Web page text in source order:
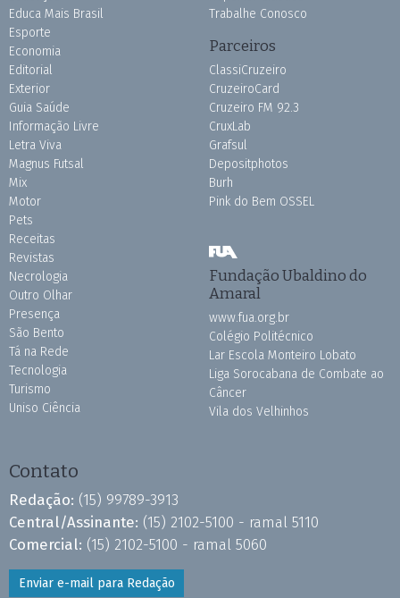
Educa Mais Brasil
Esporte
Economia
Editorial
Exterior
Guia Saúde
Informação Livre
Letra Viva
Magnus Futsal
Mix
Motor
Pets
Receitas
Revistas
Necrologia
Outro Olhar
Presença
São Bento
Tá na Rede
Tecnologia
Turismo
Uniso Ciência
Trabalhe Conosco
Parceiros
ClassiCruzeiro
CruzeiroCard
Cruzeiro FM 92.3
CruxLab
Grafsul
Depositphotos
Burh
Pink do Bem OSSEL
Fundação Ubaldino do
Amaral
www.fua.org.br
Colégio Politécnico
Lar Escola Monteiro Lobato
Liga Sorocabana de Combate ao
Câncer
Vila dos Velhinhos
Contato
Redação: (15) 99789-3913
Central/Assinante: (15) 2102-5100 - ramal 5110
Comercial: (15) 2102-5100 - ramal 5060
Enviar e-mail para Redação